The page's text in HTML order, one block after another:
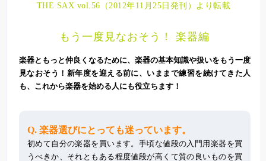
THE SAX vol.56（2012年11月25日発刊）より転載
もう一度見なおそう！ 楽器編
楽器ともっと仲良くなるために、楽器の基本知識や扱いをもう一度
見なおそう！新年度を迎える前に、いままで練習を続けてきた人
も、これから楽器を始める人にも役立ちます！
Q. 楽器選びにとっても迷っています。
初めて自分の楽器を買います。手頃な値段の入門用楽器を買
うべきか、それともある程度値段が高くて質の良いものを買